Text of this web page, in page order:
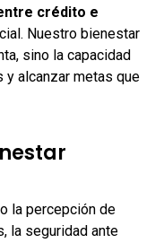
crédito e
Nuestro bienestar
sino la capacidad
y alcanzar metas que
la percepción de
la seguridad ante